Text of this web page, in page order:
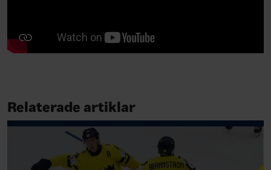
Relaterade artiklar